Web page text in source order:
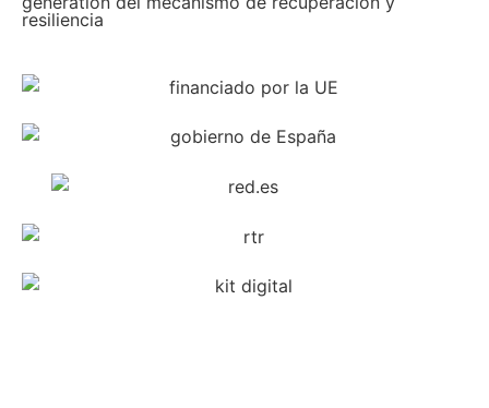
resiliencia